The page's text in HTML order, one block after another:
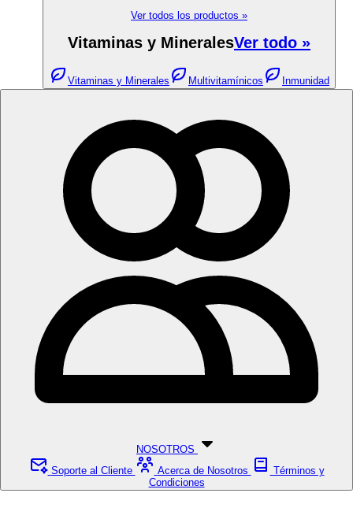
Ver todos los productos »
Vitaminas y MineralesVer todo »
Vitaminas y Minerales Multivitamínicos Inmunidad
NOSOTROS
Soporte al Cliente
Acerca de Nosotros
Términos y
Condiciones